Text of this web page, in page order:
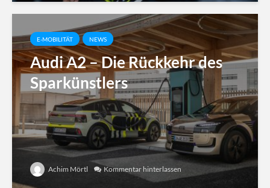
E-MOBILITÄT NEWS
Audi A2 – Die Rückkehr des
Sparkünstlers
Achim Mörtl Kommentar hinterlassen